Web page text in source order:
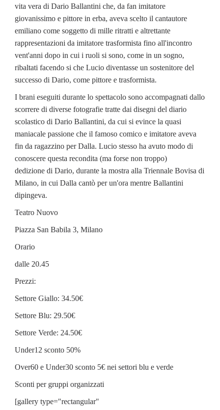
vita vera di Dario Ballantini che, da fan imitatore
giovanissimo e pittore in erba, aveva scelto il cantautore
emiliano come soggetto di mille ritratti e altrettante
rappresentazioni da imitatore trasformista fino all'incontro
vent'anni dopo in cui i ruoli si sono, come in un sogno,
ribaltati facendo si che Lucio diventasse un sostenitore del
successo di Dario, come pittore e trasformista.
I brani eseguiti durante lo spettacolo sono accompagnati dallo
scorrere di diverse fotografie tratte dai disegni del diario
scolastico di Dario Ballantini, da cui si evince la quasi
maniacale passione che il famoso comico e imitatore aveva
fin da ragazzino per Dalla. Lucio stesso ha avuto modo di
conoscere questa recondita (ma forse non troppo)
dedizione di Dario, durante la mostra alla Triennale Bovisa di
Milano, in cui Dalla cantò per un'ora mentre Ballantini
dipingeva.
Teatro Nuovo
Piazza San Babila 3, Milano
Orario
dalle 20.45
Prezzi:
Settore Giallo: 34.50€
Settore Blu: 29.50€
Settore Verde: 24.50€
Under12 sconto 50%
Over60 e Under30 sconto 5€ nei settori blu e verde
Sconti per gruppi organizzati
[gallery type="rectangular"